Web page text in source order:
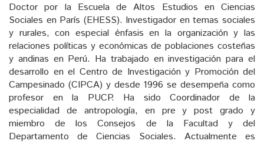
Doctor por la Escuela de Altos Estudios en Ciencias
Sociales en París (EHESS). Investigador en temas sociales
y rurales, con especial énfasis en la organización y las
relaciones políticas y económicas de poblaciones costeñas
y andinas en Perú. Ha trabajado en investigación para el
desarrollo en el Centro de Investigación y Promoción del
Campesinado (CIPCA) y desde 1996 se desempeña como
profesor en la PUCP. Ha sido Coordinador de la
especialidad de antropología, en pre y post grado y
miembro de los Consejos de la Facultad y del
Departamento de Ciencias Sociales. Actualmente es